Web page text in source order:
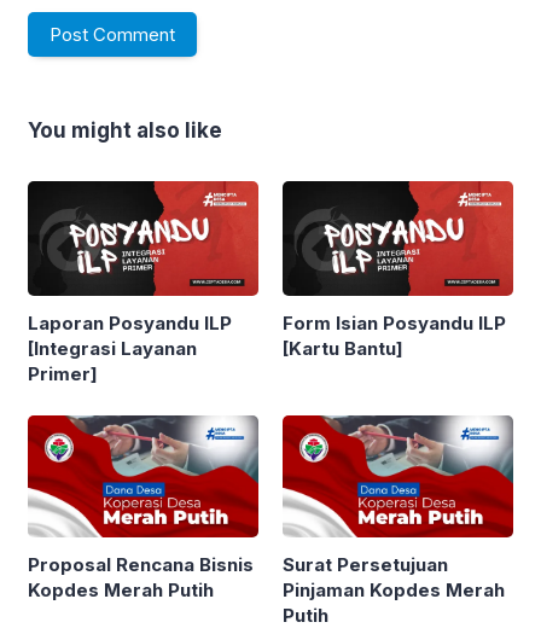
You might also like
Laporan Posyandu ILP
[Integrasi Layanan
Primer]
Form Isian Posyandu ILP
[Kartu Bantu]
Proposal Rencana Bisnis
Kopdes Merah Putih
Surat Persetujuan
Pinjaman Kopdes Merah
Putih